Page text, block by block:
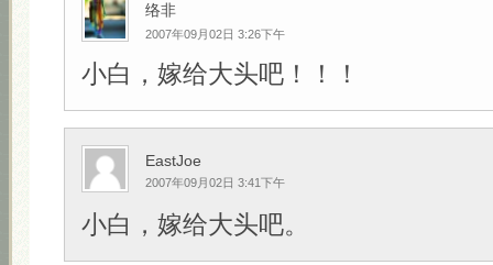
络非
2007年09月02日 3:26下午
小白，嫁给大头吧！！！
EastJoe
2007年09月02日 3:41下午
小白，嫁给大头吧。